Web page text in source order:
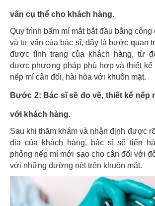
vấn cụ thể cho khách hàng.
Quy trình bấm mí mắt bắt đầu bằng công
và tư vấn của bác sĩ, đây là bước quan
được tình trạng của khách hàng, từ
được phương pháp phù hợp và thiết
nếp mí cân đối, hài hòa với khuôn mặt.
Bước 2: Bác sĩ sẽ đo vẽ, thiết kế nếp
với khách hàng.
Sau khi thăm khám và nhận định được
địa của khách hàng, bác sĩ sẽ tiến
phỏng nếp mí mới sao cho cân đối với
với những đường nét trên khuôn mặt.